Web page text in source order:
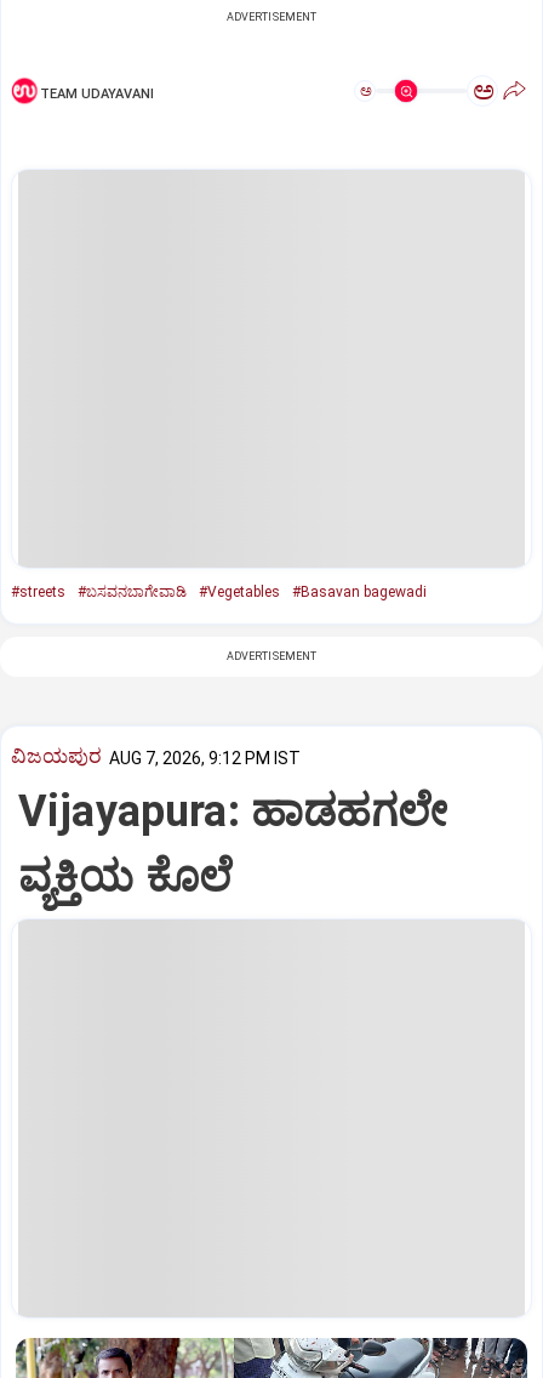
ADVERTISEMENT
TEAM UDAYAVANI ಅ ಅ
#streets #ಬಸವನಬಾಗೇವಾಡಿ #Vegetables #Basavan bagewadi
ADVERTISEMENT
ವಿಜಯಪುರ AUG 7, 2026, 9:12 PM IST
Vijayapura: ಹಾಡಹಗಲೇ
ವ್ಯಕ್ತಿಯ ಕೊಲೆ